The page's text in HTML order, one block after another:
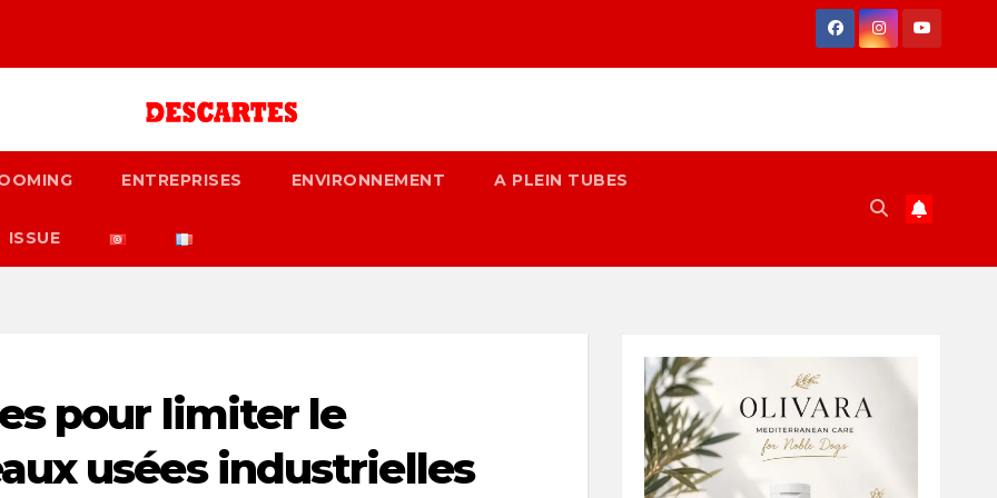
ENTREPRISES ENVIRONNEMENT A PLEIN TUBES
ISSUE
pour limiter le
usées industrielles